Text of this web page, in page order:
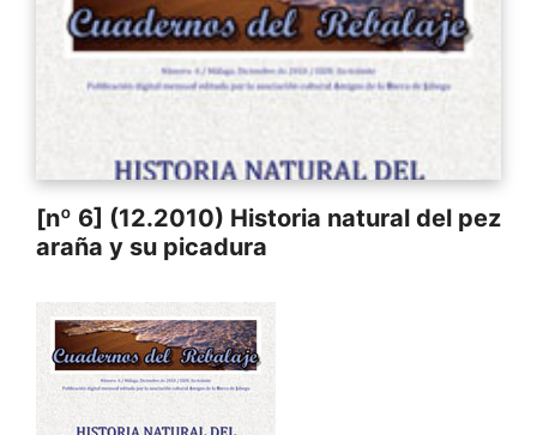
[nº 6] (12.2010) Historia natural del pez
araña y su picadura